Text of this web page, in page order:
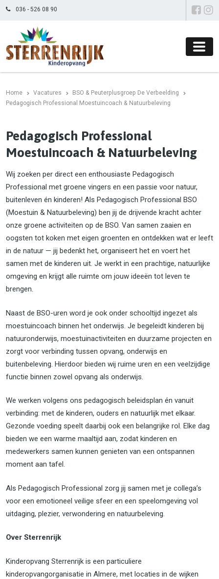
036 - 526 08 90
Home Vacatures
BSO & Peuterplusgroep De Verbeelding
Pedagogisch Professional Moestuincoach & Natuurbeleving
Pedagogisch Professional
Moestuincoach & Natuurbeleving
Wij zoeken per direct een enthousiaste Pedagogisch
Professional met groene vingers en een passie voor natuur,
buitenleven én kinderen! Als Pedagogisch Professional BSO
(Moestuin & Natuurbeleving) ben jij de drijvende kracht achter
onze groene activiteiten op de BSO. Van samen zaaien en
oogsten tot koken met eigen groenten en ontdekken wat er leeft
in de natuur — jij bedenkt het, organiseert het en voert het
samen met de kinderen uit. Je werkt in een prachtige, natuurlijke
omgeving en krijgt alle ruimte om jouw ideeën tot leven te
brengen.
Naast de BSO-uren word je ook onder schooltijd ingezet als
moestuincoach binnen het onderwijs. Je begeleidt kinderen bij
natuuronderwijs, moestuinactiviteiten en duurzame projecten en
zorgt voor verbinding tussen opvang, onderwijs en
buitenbeleving. Hierdoor bieden wij ruime uren en een veelzijdige
functie binnen zowel opvang als onderwijs.
We werken volgens ons pedagogisch beleidsplan én vanuit
verbinding: met de kinderen, ouders en natuurlijk met elkaar.
Gezonde voeding speelt daarbij ook een belangrijke rol. Elke dag
bieden we een warme maaltijd aan, zodat kinderen en
medewerkers samen kunnen genieten van een ontspannen
moment aan tafel.
Als Pedagogisch Professional zorg jij samen met je collega’s
voor een emotioneel veilige sfeer en een speelomgeving vol
uitdaging, plezier, verwondering en natuurbeleving.
Over Sterrenrijk
Kinderopvang Sterrenrijk is een particuliere
kinderopvangorganisatie in Almere, met locaties in de wijken